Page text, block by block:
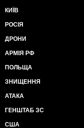
КИЇВ
РОСІЯ
ДРОНИ
АРМІЯ РФ
ПОЛЬЩА
ЗНИЩЕННЯ
АТАКА
ГЕНШТАБ ЗС
США